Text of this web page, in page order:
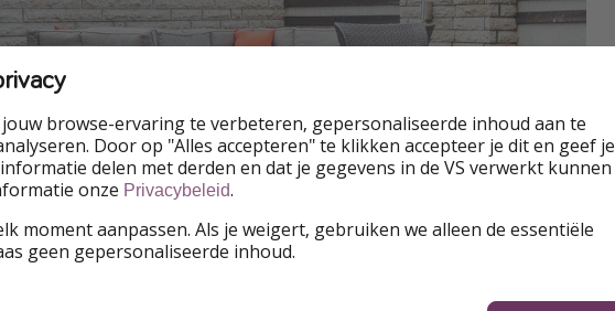
browse-ervaring te verbeteren, gepersonaliseerde inhoud aan te
Door op "Alles accepteren" te klikken accepteer je dit en geef je
delen met derden en dat je gegevens in de VS verwerkt kunnen
onze Privacybeleid.
moment aanpassen. Als je weigert, gebruiken we alleen de essentiële
geen gepersonaliseerde inhoud.